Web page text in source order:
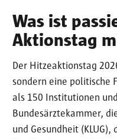
Was ist
Aktionstag
Der Hitzeaktionstag
sondern eine politische
als 150 Institutionen
Bundesärztekammer,
und Gesundheit (KLUG),